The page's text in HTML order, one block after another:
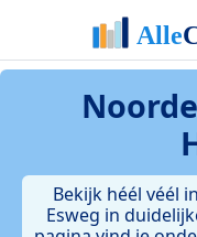
Bekijk héél véél
Esweg in